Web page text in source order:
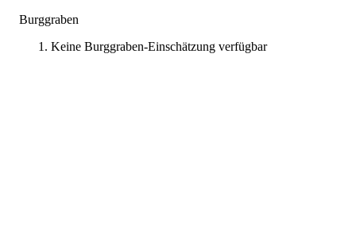
Burggraben
Keine Burggraben-Einschätzung verfügbar